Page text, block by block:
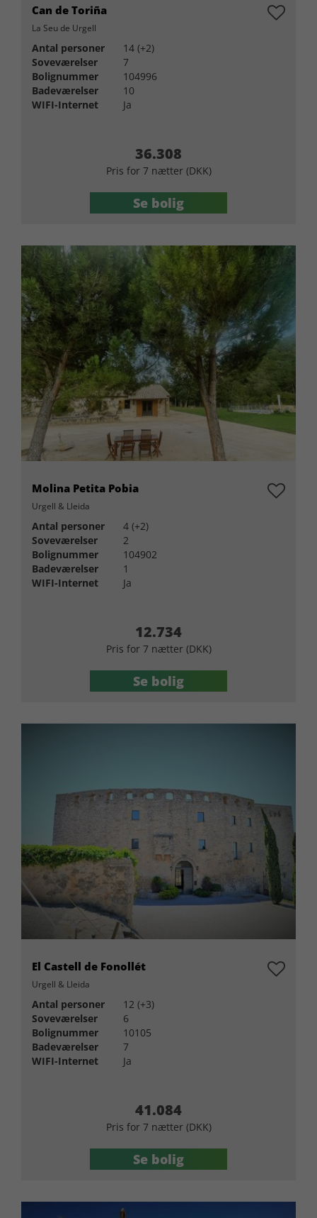
Can de Toriña
La Seu de Urgell
Antal personer
14 (+2)
Soveværelser
7
Bolignummer
104996
Badeværelser
10
WIFI-Internet
Ja
36.308
Pris for 7 nætter (DKK)
Se bolig
Molina Petita Pobia
Urgell & Lleida
Antal personer
4 (+2)
Soveværelser
2
Bolignummer
104902
Badeværelser
1
WIFI-Internet
Ja
12.734
Pris for 7 nætter (DKK)
Se bolig
El Castell de Fonollét
Urgell & Lleida
Antal personer
12 (+3)
Soveværelser
6
Bolignummer
10105
Badeværelser
7
WIFI-Internet
Ja
41.084
Pris for 7 nætter (DKK)
Se bolig